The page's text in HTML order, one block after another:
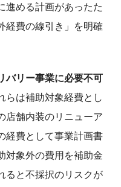
進める計画があったた
経費の線引き」を明確
バリー事業に必要不可
らは補助対象経費とし
店舗内装のリニューア
経費として事業計画書
対象外の費用を補助金
ると不採択のリスクが